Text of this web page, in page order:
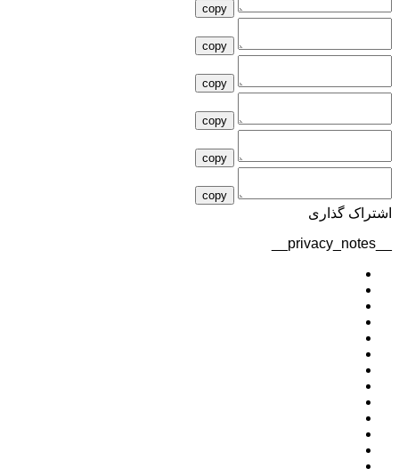
copy
copy
copy
copy
copy
copy
اشتراک گذاری